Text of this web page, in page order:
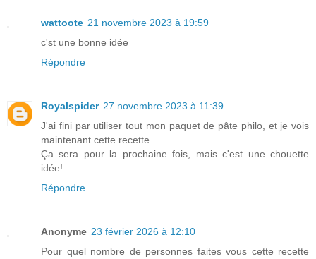
wattoote 21 novembre 2023 à 19:59
c'st une bonne idée
Répondre
Royalspider 27 novembre 2023 à 11:39
J'ai fini par utiliser tout mon paquet de pâte philo, et je vois
maintenant cette recette...
Ça sera pour la prochaine fois, mais c'est une chouette
idée!
Répondre
Anonyme 23 février 2026 à 12:10
Pour quel nombre de personnes faites vous cette recette